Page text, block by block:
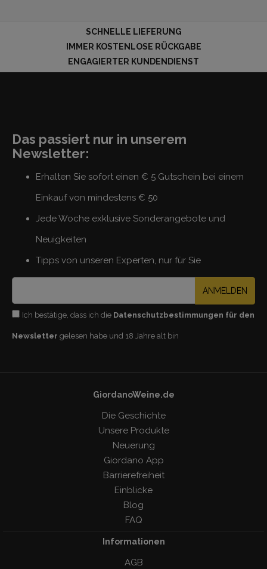
SCHNELLE LIEFERUNG
IMMER KOSTENLOSE RÜCKGABE
ENGAGIERTER KUNDENDIENST
Das passiert nur in unserem
Newsletter:
Erhalten Sie sofort einen € 5 Gutschein bei einem
Einkauf von mindestens € 50
Jede Woche exklusive Sonderangebote und
Neuigkeiten
Tipps von unseren Experten, nur für Sie
ANMELDEN
Ich bestätige, dass ich die Datenschutzbestimmungen für den
Newsletter gelesen habe und 18 Jahre alt bin
GiordanoWeine.de
Die Geschichte
Unsere Produkte
Neuerung
Giordano App
Barrierefreiheit
Einblicke
Blog
FAQ
Informationen
AGB